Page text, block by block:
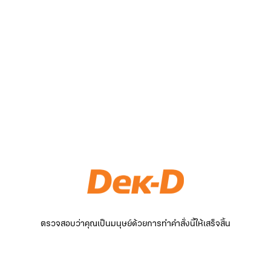
ตรวจสอบว่าคุณเป็นมนุษย์ด้วยการทำคำสั่งนี้ให้เสร็จสิ้น